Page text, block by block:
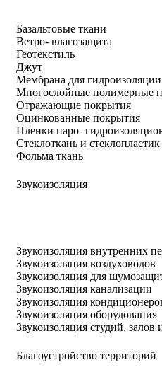
Базальтовые ткани
Ветро- влагозащита
Геотекстиль
Джут
Мембрана для гидроизоляции
Многослойные полимерные
Отражающие покрытия
Оцинкованные покрытия
Пленки паро-
Стеклоткань и стеклопластик
Фольма ткань
Звукоизоляция
Звукоизоляция внутренних
Звукоизоляция воздуховодов
Звукоизоляция для
Звукоизоляция канализации
Звукоизоляция
Звукоизоляция оборудования
Звукоизоляция студий, залов
Благоустройство территорий